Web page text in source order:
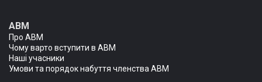
АВМ
Про АВМ
Чому варто вступити в АВМ
Наші учасники
Умови та порядок набуття членства АВМ